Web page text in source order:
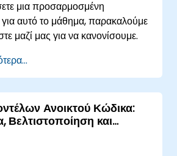
μια προσαρμοσμένη
αυτό το μάθημα, παρακαλούμε
μαζί μας για να κανονίσουμε.
Ανοικτού Κώδικα:
Βελτιστοποίηση και
με Μοντέλα Devstral &